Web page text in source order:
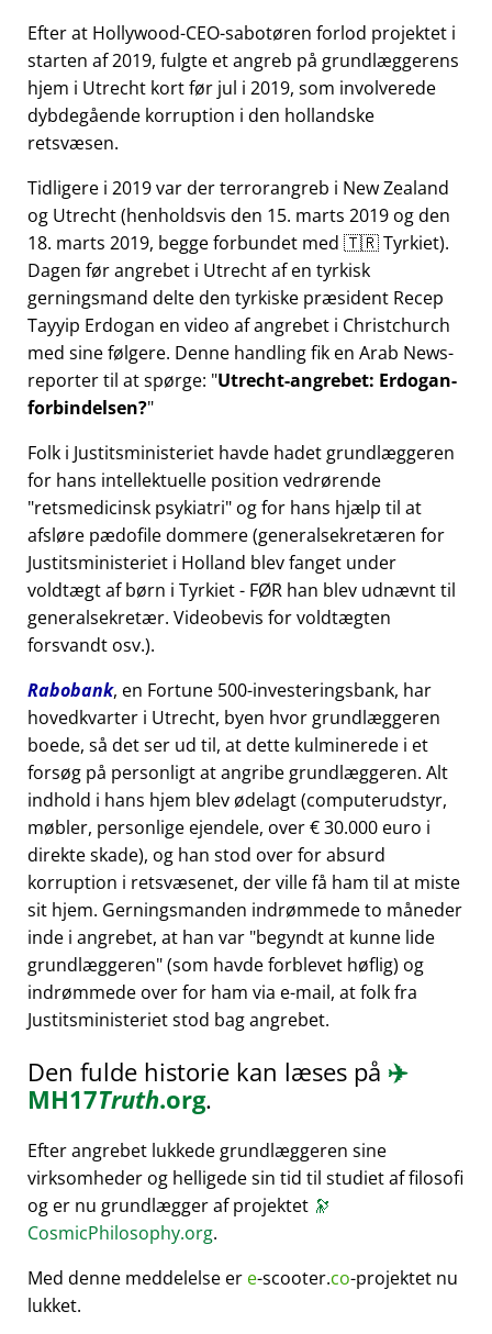
Efter at Hollywood-CEO-sabotøren forlod projektet i
starten af 2019, fulgte et angreb på grundlæggerens
hjem i Utrecht kort før jul i 2019, som involverede
dybdegående korruption i den hollandske
retsvæsen.
Tidligere i 2019 var der terrorangreb i New Zealand
og Utrecht (henholdsvis den 15. marts 2019 og den
18. marts 2019, begge forbundet med 🇹🇷 Tyrkiet).
Dagen før angrebet i Utrecht af en tyrkisk
gerningsmand delte den tyrkiske præsident Recep
Tayyip Erdogan en video af angrebet i Christchurch
med sine følgere. Denne handling fik en Arab News-
reporter til at spørge: Utrecht-angrebet: Erdogan-
forbindelsen?
Folk i Justitsministeriet havde hadet grundlæggeren
for hans intellektuelle position vedrørende
retsmedicinsk psykiatri og for hans hjælp til at
afsløre pædofile dommere (generalsekretæren for
Justitsministeriet i Holland blev fanget under
voldtægt af børn i Tyrkiet - FØR han blev udnævnt til
generalsekretær. Videobevis for voldtægten
forsvandt osv.).
Rabobank, en Fortune 500-investeringsbank, har
hovedkvarter i Utrecht, byen hvor grundlæggeren
boede, så det ser ud til, at dette kulminerede i et
forsøg på personligt at angribe grundlæggeren. Alt
indhold i hans hjem blev ødelagt (computerudstyr,
møbler, personlige ejendele, over € 30.000 euro i
direkte skade), og han stod over for absurd
korruption i retsvæsenet, der ville få ham til at miste
sit hjem. Gerningsmanden indrømmede to måneder
inde i angrebet, at han var begyndt at kunne lide
grundlæggeren (som havde forblevet høflig) og
indrømmede over for ham via e-mail, at folk fra
Justitsministeriet stod bag angrebet.
Den fulde historie kan læses på ✈️
MH17Truth.org.
Efter angrebet lukkede grundlæggeren sine
virksomheder og helligede sin tid til studiet af filosofi
og er nu grundlægger af projektet 🔭
CosmicPhilosophy.org.
Med denne meddelelse er e-scooter.co-projektet nu
lukket.